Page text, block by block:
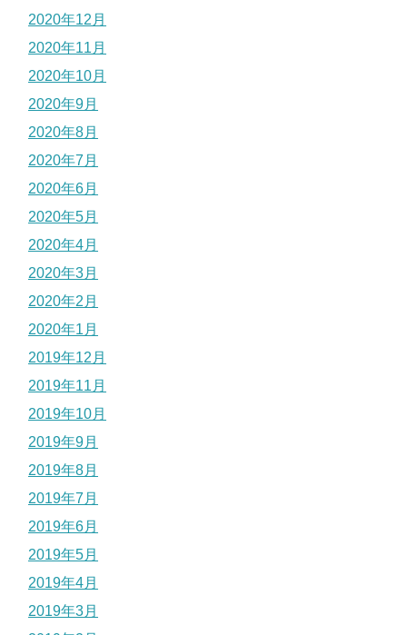
2020年12月
2020年11月
2020年10月
2020年9月
2020年8月
2020年7月
2020年6月
2020年5月
2020年4月
2020年3月
2020年2月
2020年1月
2019年12月
2019年11月
2019年10月
2019年9月
2019年8月
2019年7月
2019年6月
2019年5月
2019年4月
2019年3月